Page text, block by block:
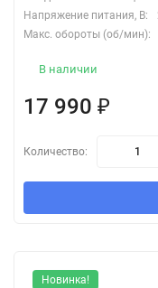
Напряжение питания, В:
Макс. обороты (об/мин):
В наличии
17 990 ₽
Количество:
Новинка!